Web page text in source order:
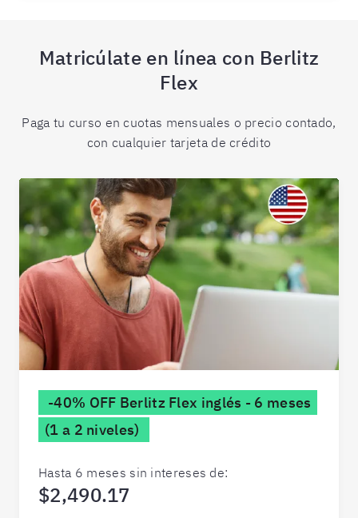
Matricúlate en línea con Berlitz
Flex
Paga tu curso en cuotas mensuales o precio contado,
con cualquier tarjeta de crédito
-40% OFF Berlitz Flex inglés - 6 meses
(1 a 2 niveles)
Hasta 6 meses sin intereses de:
$2,490.17